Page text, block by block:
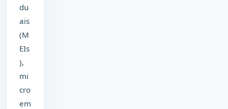
du
ais
(M
EIs
),
mi
cro
em